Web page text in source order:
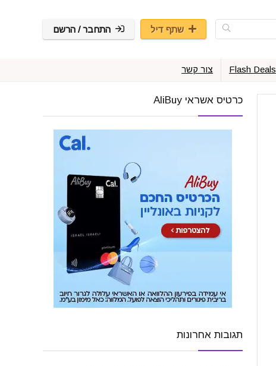
שתף דיל התחבר / הרשם
Flash Deals צור קשר
כרטיס אשראי AliBuy
תגובות אחרונות